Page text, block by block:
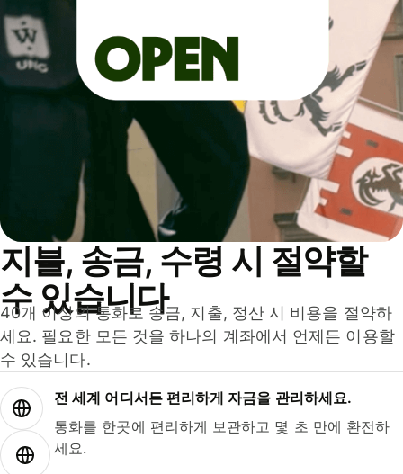
지불, 송금, 수령 시 절약할
수 있습니다
40개 이상의 통화로 송금, 지출, 정산 시 비용을 절약하
세요. 필요한 모든 것을 하나의 계좌에서 언제든 이용할
수 있습니다.
전 세계 어디서든 편리하게 자금을 관리하세요.
통화를 한곳에 편리하게 보관하고 몇 초 만에 환전하
세요.